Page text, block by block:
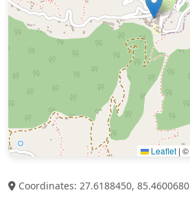
Leaflet | ©
Coordinates: 27.6188450, 85.4600680